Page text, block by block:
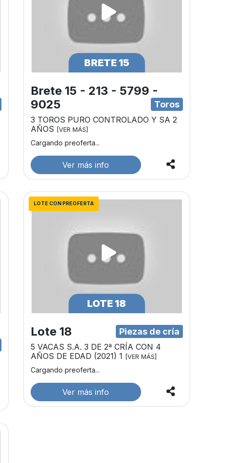
BRETE 15
Brete 15 - 213 - 5799 -
9025
Toros
3 TOROS PURO CONTROLADO Y SA 2
AÑOS
[VER MÁS]
Cargando preoferta...
Ver más info
LOTE CON PREOFERTA
LOTE 18
Lote 18 Piezas de cría
5 VACAS S.A. 3 DE 2ª CRÍA CON 4
AÑOS DE EDAD (2021) 1
[VER MÁS]
Cargando preoferta...
Ver más info